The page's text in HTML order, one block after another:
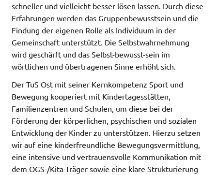
schneller und vielleicht besser lösen lassen. Durch diese
Erfahrungen werden das Gruppenbewusstsein und die
Findung der eigenen Rolle als Individuum in der
Gemeinschaft unterstützt. Die Selbstwahrnehmung
wird geschärft und das Selbst-bewusst-sein im
wörtlichen und übertragenen Sinne erhöht sich.
Der TuS Ost mit seiner Kernkompetenz Sport und
Bewegung kooperiert mit Kindertagesstätten,
Familienzentren und Schulen, um diese bei der
Förderung der körperlichen, psychischen und sozialen
Entwicklung der Kinder zu unterstützen. Hierzu setzen
wir auf eine kinderfreundliche Bewegungsvermittlung,
eine intensive und vertrauensvolle Kommunikation mit
dem OGS-/Kita-Träger sowie eine klare Strukturierung